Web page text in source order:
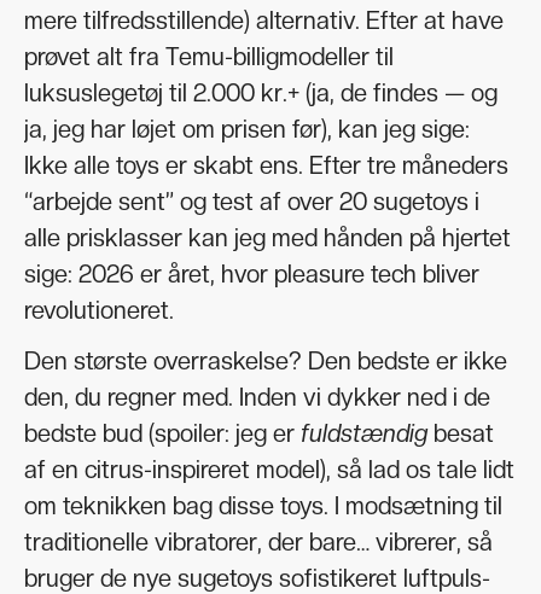
mere tilfredsstillende) alternativ. Efter at have
prøvet alt fra Temu-billigmodeller til
luksuslegetøj til 2.000 kr.+ (ja, de findes — og
ja, jeg har løjet om prisen før), kan jeg sige:
Ikke alle toys er skabt ens. Efter tre måneders
“arbejde sent” og test af over 20 sugetoys i
alle prisklasser kan jeg med hånden på hjertet
sige: 2026 er året, hvor pleasure tech bliver
revolutioneret.
Den største overraskelse? Den bedste er ikke
den, du regner med. Inden vi dykker ned i de
bedste bud (spoiler: jeg er fuldstændigbesat
af en citrus-inspireret model), så lad os tale lidt
om teknikken bag disse toys. I modsætning til
traditionelle vibratorer, der bare… vibrerer, så
bruger de nye sugetoys sofistikeret luftpuls-